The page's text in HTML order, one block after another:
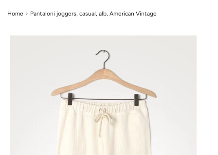
Home › Pantaloni joggers, casual, alb, American Vintage